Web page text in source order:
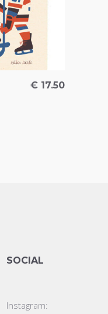
€ 17.50
SOCIAL
Instagram: